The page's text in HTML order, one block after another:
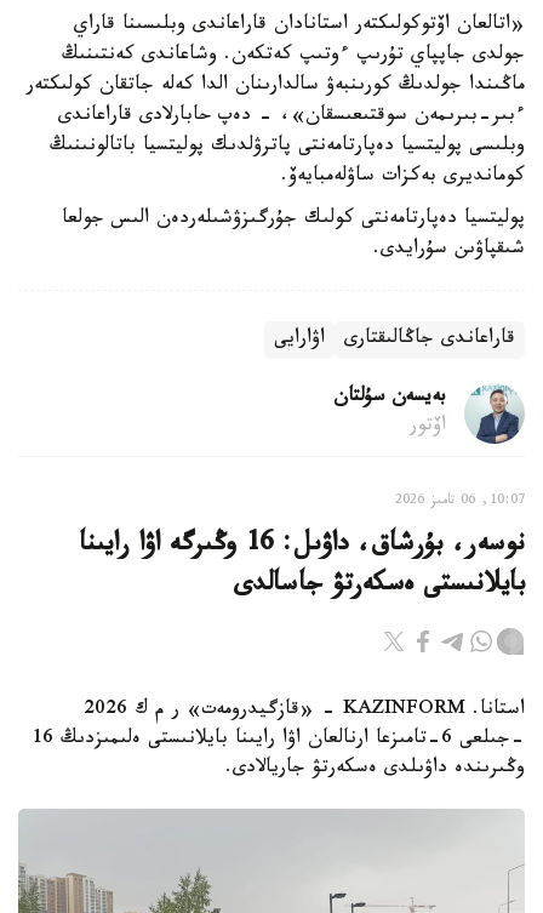
«اتالعان اۆتوكولىكتەر استانادان قاراعاندى وبلىسىنا قاراي
جولدى جاپپاي تۇرىپ ءوتىپ كەتكەن. وشاعاندى كەنتىنىڭ
ماڭىندا جولدىڭ كورىنبەۋ سالدارىنان الدا كەلە جاتقان كولىكتەر
ءبىر-بىرىمەن سوقتىعىسقان»، - دەپ حابارلادى قاراعاندى
وبلىسى پوليتسيا دەپارتامەنتى پاترۋلدىك پوليتسيا باتالونىنىڭ
كومانديرى بەكزات ساۋلەمبايەۆ.
پوليتسيا دەپارتامەنتى كولىك جۇرگىزۋشىلەردەن الىس جولعا
شىقپاۋىن سۇرايدى.
قاراعاندى ​​جاڭالىقتارى اۋارايى
بەيسەن سۇلتان
اۆتور
10:07, 06 تامىز 2026
نوسەر، بۇرشاق، داۋىل: 16 وڭىرگە اۋا رايىنا
بايلانىستى ەسكەرتۋ جاسالدى
استانا. KAZINFORM - «قازگيدرومەت» ر م ك 2026
-جىلعى 6-تامىزعا ارنالعان اۋا رايىنا بايلانىستى ەلىمىزدىڭ 16
وڭىرىندە داۋىلدى ەسكەرتۋ جاريالادى.